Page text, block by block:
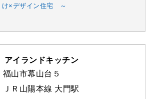
け×デザイン住宅 ～
アイランドキッチン
福山市幕山台５
ＪＲ山陽本線 大門駅